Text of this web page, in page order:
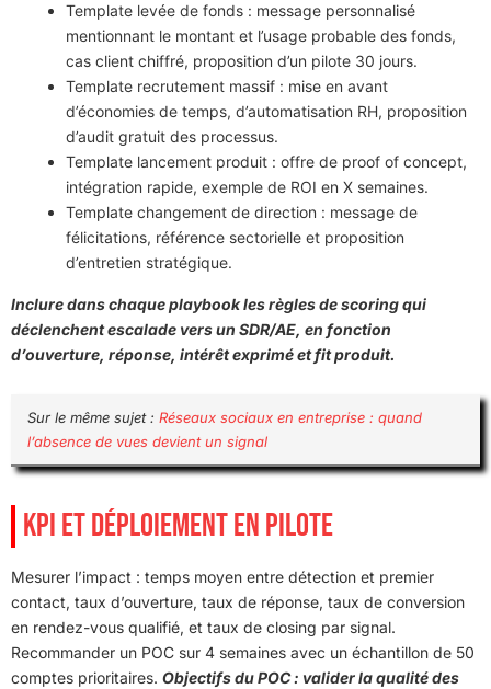
Template levée de fonds : message personnalisé
mentionnant le montant et l’usage probable des fonds,
cas client chiffré, proposition d’un pilote 30 jours.
Template recrutement massif : mise en avant
d’économies de temps, d’automatisation RH, proposition
d’audit gratuit des processus.
Template lancement produit : offre de proof of concept,
intégration rapide, exemple de ROI en X semaines.
Template changement de direction : message de
félicitations, référence sectorielle et proposition
d’entretien stratégique.
Inclure dans chaque playbook les règles de scoring qui
déclenchent escalade vers un SDR/AE, en fonction
d’ouverture, réponse, intérêt exprimé et fit produit.
Sur le même sujet : Réseaux sociaux en entreprise : quand
l’absence de vues devient un signal
KPI ET DÉPLOIEMENT EN PILOTE
Mesurer l’impact : temps moyen entre détection et premier
contact, taux d’ouverture, taux de réponse, taux de conversion
en rendez-vous qualifié, et taux de closing par signal.
Recommander un POC sur 4 semaines avec un échantillon de 50
comptes prioritaires. Objectifs du POC : valider la qualité des